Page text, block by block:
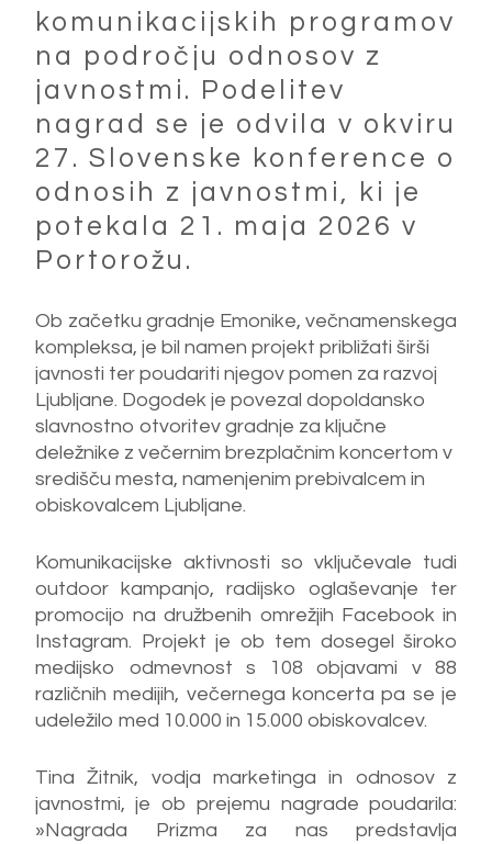
komunikacijskih programov
na področju odnosov z
javnostmi. Podelitev
nagrad se je odvila v okviru
27. Slovenske konference o
odnosih z javnostmi, ki je
potekala 21. maja 2026 v
Portorožu.
Ob začetku gradnje Emonike, večnamenskega
kompleksa, je bil namen projekt približati širši
javnosti ter poudariti njegov pomen za razvoj
Ljubljane. Dogodek je povezal dopoldansko
slavnostno otvoritev gradnje za ključne
deležnike z večernim brezplačnim koncertom v
središču mesta, namenjenim prebivalcem in
obiskovalcem Ljubljane.
Komunikacijske aktivnosti so vključevale tudi
outdoor kampanjo, radijsko oglaševanje ter
promocijo na družbenih omrežjih Facebook in
Instagram. Projekt je ob tem dosegel široko
medijsko odmevnost s 108 objavami v 88
različnih medijih, večernega koncerta pa se je
udeležilo med 10.000 in 15.000 obiskovalcev.
Tina Žitnik, vodja marketinga in odnosov z
javnostmi, je ob prejemu nagrade poudarila:
»Nagrada Prizma za nas predstavlja
Sprejmi samo nujne